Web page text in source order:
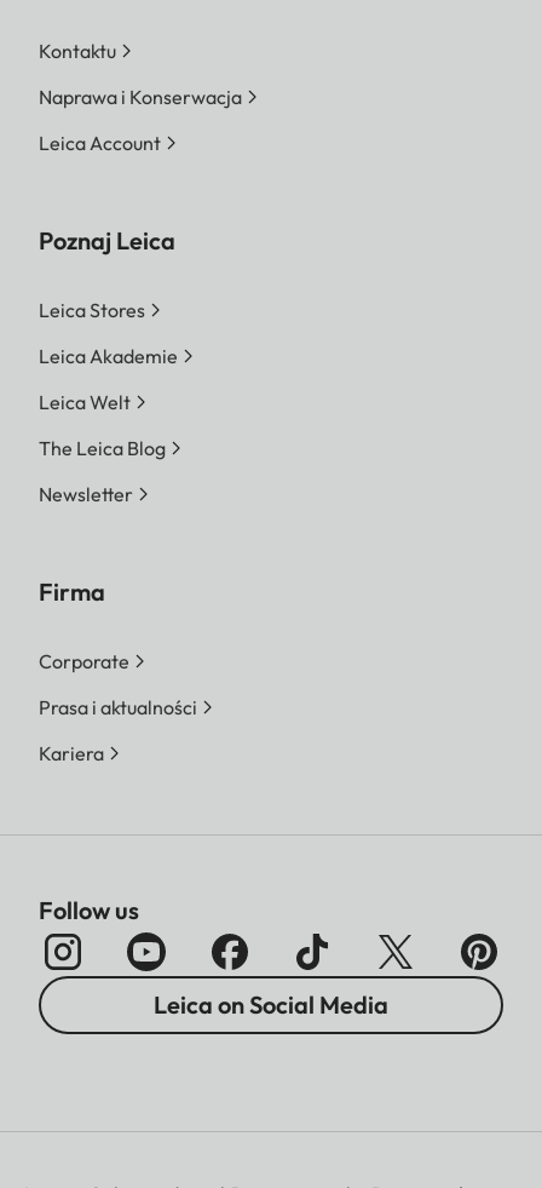
Kontaktu
Naprawa i Konserwacja
Leica Account
Poznaj Leica
Leica Stores
Leica Akademie
Leica Welt
The Leica Blog
Newsletter
Firma
Corporate
Prasa i aktualności
Kariera
Follow us
Leica on Social Media